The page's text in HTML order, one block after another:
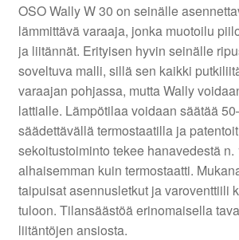
OSO Wally W 30 on seinälle
lämmittävä varaaja, jonka muotoilu
ja liitännät. Erityisen hyvin seinälle
soveltuva malli, sillä sen kaikki
varaajan pohjassa, mutta Wally
lattialle. Lämpötilaa voidaan säätää
säädettävällä termostaatilla ja
sekoitustoiminto tekee hanavedestä n.
alhaisemman kuin termostaatti.
taipuisat asennusletkut ja varoventtiili
tuloon. Tilansäästöä erinomaisella
liitäntöjen ansiosta.